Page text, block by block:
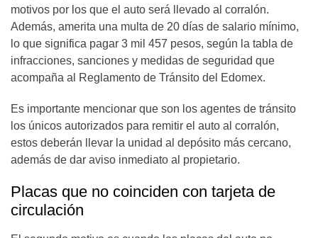
motivos por los que el auto será llevado al corralón.
Además, amerita una multa de 20 días de salario mínimo,
lo que significa pagar 3 mil 457 pesos, según la tabla de
infracciones, sanciones y medidas de seguridad que
acompaña al Reglamento de Tránsito del Edomex.
Es importante mencionar que son los agentes de tránsito
los únicos autorizados para remitir el auto al corralón,
estos deberán llevar la unidad al depósito más cercano,
además de dar aviso inmediato al propietario.
Placas que no coinciden con tarjeta de
circulación